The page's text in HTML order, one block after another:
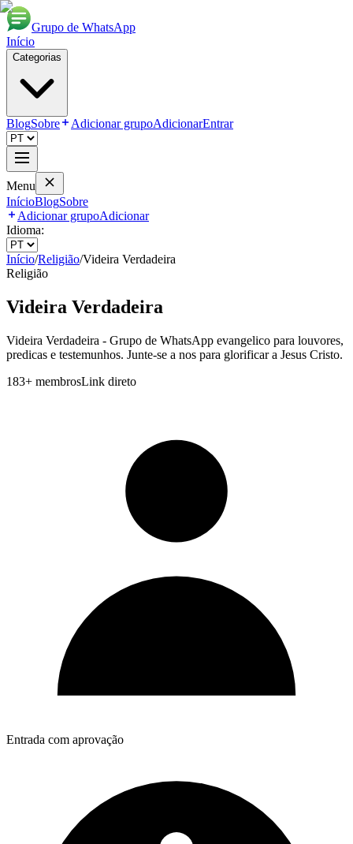
Grupo de WhatsApp
Início
Categorias
BlogSobre Adicionar grupoAdicionarEntrar
Menu
InícioBlogSobre
Adicionar grupoAdicionar
Idioma:
Início/Religião/Videira Verdadeira
Religião
Videira Verdadeira
Videira Verdadeira - Grupo de WhatsApp evangelico para louvores,
predicas e testemunhos. Junte-se a nos para glorificar a Jesus Cristo.
183+ membrosLink direto
Entrada com aprovação